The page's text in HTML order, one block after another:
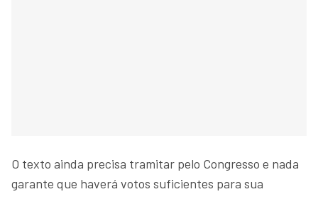
O texto ainda precisa tramitar pelo Congresso e nada
garante que haverá votos suficientes para sua